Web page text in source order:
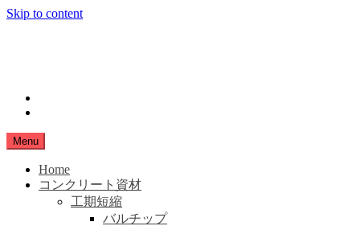
Skip to content
Menu
Home
コンクリート資材
工期短縮
バルチップ